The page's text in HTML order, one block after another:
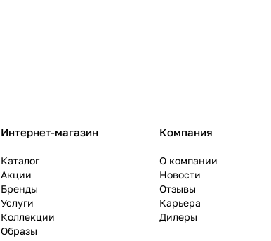
Интернет-магазин
Каталог
Акции
Бренды
Услуги
Коллекции
Образы
Компания
О компании
Новости
Отзывы
Карьера
Дилеры